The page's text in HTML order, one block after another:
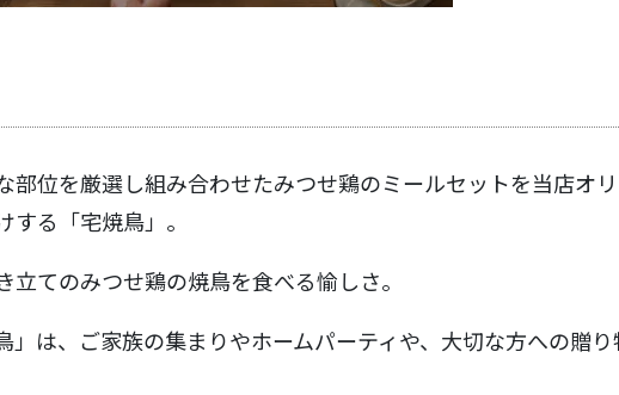
部位を厳選し組み合わせたみつせ鶏のミールセットを当店オ
る「宅焼鳥」。
立てのみつせ鶏の焼鳥を食べる愉しさ。
」は、ご家族の集まりやホームパーティや、大切な方への贈り